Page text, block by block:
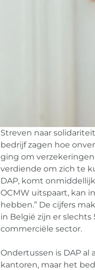
Streven naar
bedrijf zagen hoe
ging om
verdiende om zich te
DAP, komt
OCMW uitspaart, kan
hebben.” De cijfers
in België zijn er
commerciële sector.
Ondertussen is DAP
kantoren, maar het